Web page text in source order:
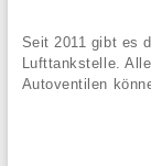
Seit 2011 gibt es
Lufttankstelle.
Autoventilen